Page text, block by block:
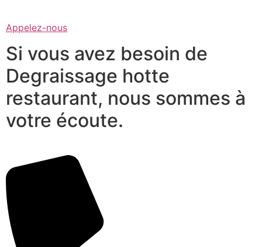
Appelez-nous
Si vous avez besoin de
Degraissage hotte
restaurant, nous sommes à
votre écoute.